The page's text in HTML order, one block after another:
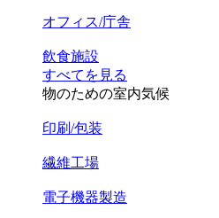
オフィス/庁舎
飲食施設
すべてを見る
物のための室内気候
印刷/包装
繊維工場
電子機器製造